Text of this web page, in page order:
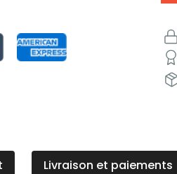
Livraison et paiements